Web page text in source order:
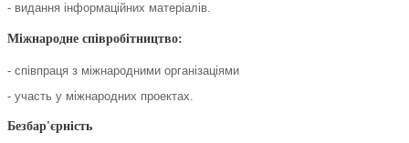
- видання інформаційних матеріалів.
Міжнародне співробітництво:
- співпраця з міжнародними організаціями
- участь у міжнародних проектах.
Безбар'єрність